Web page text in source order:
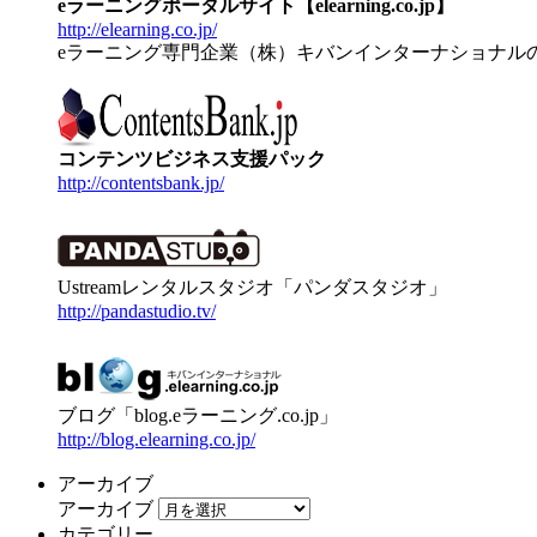
eラーニングポータルサイト【elearning.co.jp】
http://elearning.co.jp/
eラーニング専門企業（株）キバンインターナショナル
コンテンツビジネス支援パック
http://contentsbank.jp/
Ustreamレンタルスタジオ「パンダスタジオ」
http://pandastudio.tv/
ブログ「blog.eラーニング.co.jp」
http://blog.elearning.co.jp/
アーカイブ
アーカイブ